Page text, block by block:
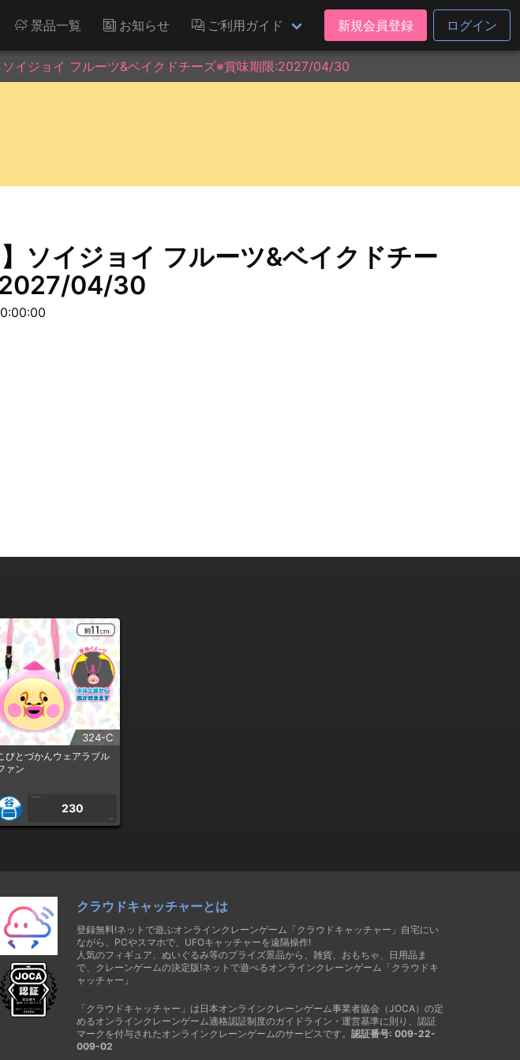
景品一覧 お知らせ ご利用ガイド 新規会員登録 ログイン
ソイジョイ フルーツ&ベイクドチーズ※賞味期限:2027/04/30
】ソイジョイ フルーツ&ベイクドチー
04/30
324-C
びとづかんウェアラブル
ァン
1PLAY
230
CP
クラウドキャッチャーとは
登録無料!ネットで遊ぶオンラインクレーンゲーム「クラウドキャッチャー」自宅にい
ながら、PCやスマホで、UFOキャッチャーを遠隔操作!
人気のフィギュア、ぬいぐるみ等のプライズ景品から、雑貨、おもちゃ、日用品ま
で、クレーンゲームの決定版!ネットで遊べるオンラインクレーンゲーム「クラウドキ
ャッチャー」
「クラウドキャッチャー」は日本オンラインクレーンゲーム事業者協会（JOCA）の定
めるオンラインクレーンゲーム適格認証制度のガイドライン・運営基準に則り、認証
マークを付与されたオンラインクレーンゲームのサービスです。 認証番号: 009-22-
009-02